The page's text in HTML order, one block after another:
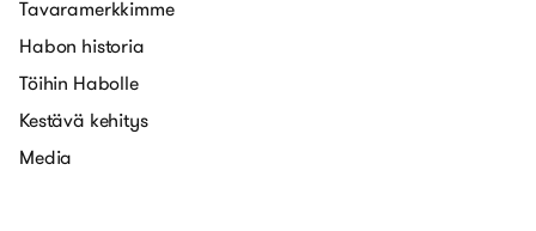
Tavaramerkkimme
Habon historia
Töihin Habolle
Kestävä kehitys
Media